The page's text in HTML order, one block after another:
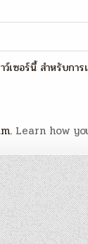
เซอร์นี้ สำหรับกา
Learn how